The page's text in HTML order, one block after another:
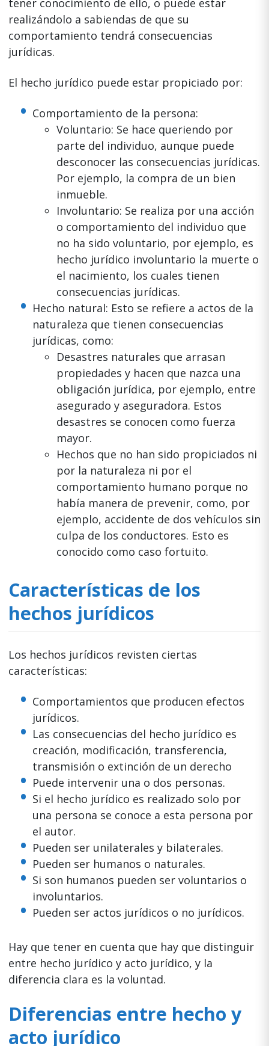
tener conocimiento de ello, o puede estar
realizándolo a sabiendas de que su
comportamiento tendrá consecuencias
jurídicas.
El hecho jurídico puede estar propiciado por:
Comportamiento de la persona:
Voluntario: Se hace queriendo por
parte del individuo, aunque puede
desconocer las consecuencias jurídicas.
Por ejemplo, la compra de un bien
inmueble.
Involuntario: Se realiza por una acción
o comportamiento del individuo que
no ha sido voluntario, por ejemplo, es
hecho jurídico involuntario la muerte o
el nacimiento, los cuales tienen
consecuencias jurídicas.
Hecho natural: Esto se refiere a actos de la
naturaleza que tienen consecuencias
jurídicas, como:
Desastres naturales que arrasan
propiedades y hacen que nazca una
obligación jurídica, por ejemplo, entre
asegurado y aseguradora. Estos
desastres se conocen como fuerza
mayor.
Hechos que no han sido propiciados ni
por la naturaleza ni por el
comportamiento humano porque no
había manera de prevenir, como, por
ejemplo, accidente de dos vehículos sin
culpa de los conductores. Esto es
conocido como caso fortuito.
Características de los
hechos jurídicos
Los hechos jurídicos revisten ciertas
características:
Comportamientos que producen efectos
jurídicos.
Las consecuencias del hecho jurídico es
creación, modificación, transferencia,
transmisión o extinción de un derecho
Puede intervenir una o dos personas.
Si el hecho jurídico es realizado solo por
una persona se conoce a esta persona por
el autor.
Pueden ser unilaterales y bilaterales.
Pueden ser humanos o naturales.
Si son humanos pueden ser voluntarios o
involuntarios.
Pueden ser actos jurídicos o no jurídicos.
Hay que tener en cuenta que hay que distinguir
entre hecho jurídico y acto jurídico, y la
diferencia clara es la voluntad.
Diferencias entre hecho y
acto jurídico